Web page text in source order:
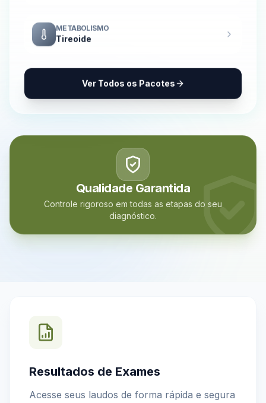
METABOLISMO
Tireoide
Ver Todos os Pacotes
Qualidade Garantida
Controle rigoroso em todas as etapas do seu
diagnóstico.
Resultados de Exames
Acesse seus laudos de forma rápida e segura